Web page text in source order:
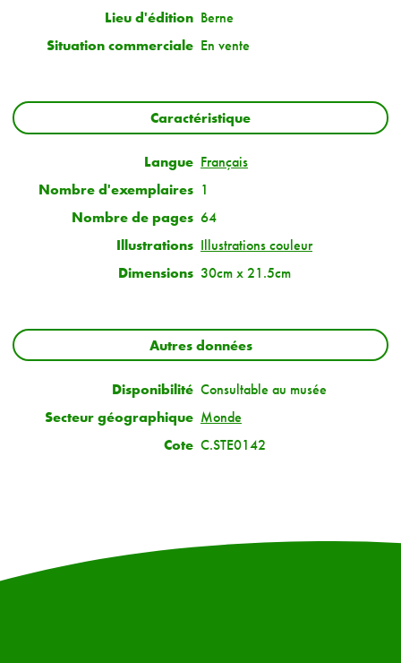
Lieu d'édition Berne
Situation commerciale En vente
Caractéristique
Langue Français
Nombre d'exemplaires 1
Nombre de pages 64
Illustrations Illustrations couleur
Dimensions 30cm x 21.5cm
Autres données
Disponibilité Consultable au musée
Secteur géographique Monde
Cote C.STE0142